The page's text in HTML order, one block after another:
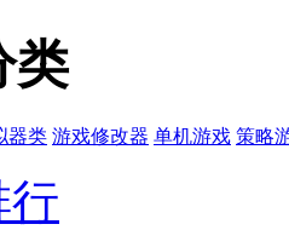
类
器类 游戏修改器 单机游戏 策略